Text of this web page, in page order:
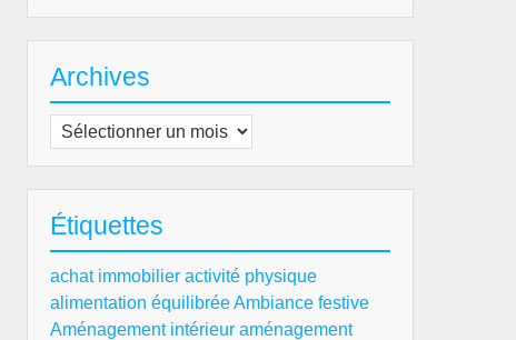
Archives
Archives
Étiquettes
achat immobilier activité physique
alimentation équilibréeAmbiance festive
Aménagement intérieur aménagement